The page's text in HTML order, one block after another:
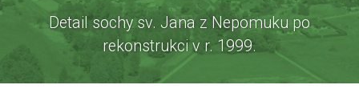
Detail sochy sv. Jana z Nepomuku po
rekonstrukci v r. 1999.